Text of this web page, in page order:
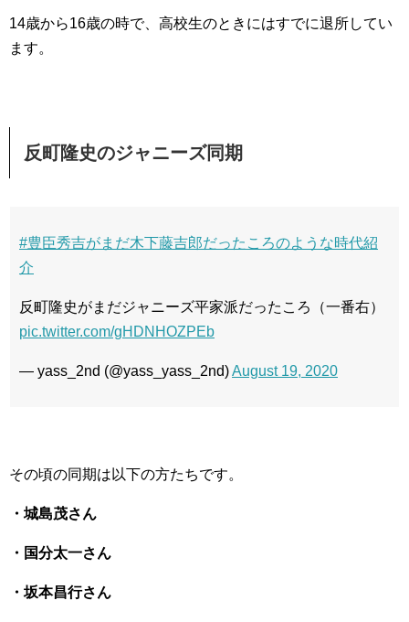
14歳から16歳の時で、高校生のときにはすでに退所してい
ます。
反町隆史のジャニーズ同期
#豊臣秀吉がまだ木下藤吉郎だったころのような時代紹
介
反町隆史がまだジャニーズ平家派だったころ（一番右）
pic.twitter.com/gHDNHOZPEb
— yass_2nd (@yass_yass_2nd)August 19, 2020
その頃の同期は以下の方たちです。
・城島茂さん
・国分太一さん
・坂本昌行さん